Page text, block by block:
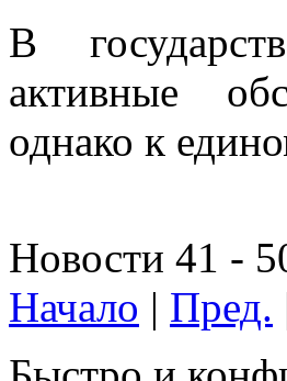
В
активные
однако к
Новости 41 -
Начало | Пред.